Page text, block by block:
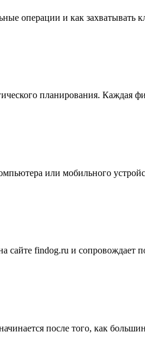
операции и как захватывать
планирования. Каждая
или мобильного
findog.ru и сопровождает
после того, как